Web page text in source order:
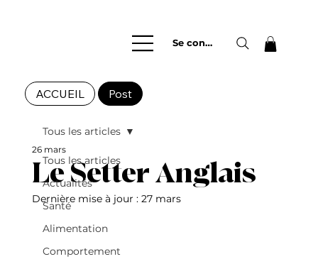
Se connecter
Tous les articles
Actualités
Santé
Alimentation
Comportement
Tous les articles
Le Setter Anglais
26 mars
Dernière mise à jour : 27 mars
ACCUEIL Post